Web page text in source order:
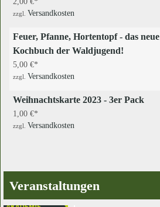
zzgl. Versandkosten
Feuer, Pfanne, Hortentopf - das neue
Kochbuch der Waldjugend!
5,00 €
zzgl. Versandkosten
Weihnachtskarte 2023 - 3er Pack
1,00 €
zzgl. Versandkosten
Veranstaltungen